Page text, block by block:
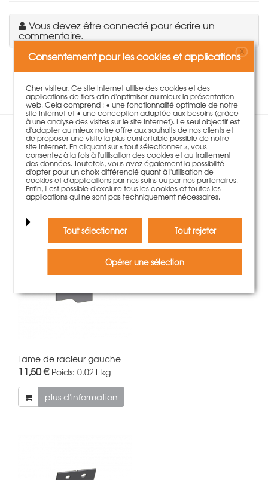
Vous devez être connecté pour écrire un
commentaire.
Aucune évaluation disponible pour ce produit.
Les clients ayant acheté ce
produit ont également été
séduits par:
Lame de racleur gauche
11,50 € Poids: 0.021 kg
plus d'information
Consentement pour les cookies et applicationsX
Cher visiteur, Ce site Internet utilise des cookies et des
applications de tiers afin d'optimiser au mieux la présentation
web. Cela comprend : • une fonctionnalité optimale de notre
site Internet et • une conception adaptée aux besoins (grâce
à une analyse des visites sur le site Internet). Le seul objectif est
d'adapter au mieux notre offre aux souhaits de nos clients et
de proposer une visite la plus confortable possible de notre
site Internet. En cliquant sur « tout sélectionner », vous
consentez à la fois à l'utilisation des cookies et au traitement
des données. Toutefois, vous avez également la possibilité
d'opter pour un choix différencié quant à l'utilisation de
cookies et d'applications par nos soins ou par nos partenaires.
Enfin, il est possible d'exclure tous les cookies et toutes les
applications qui ne sont pas techniquement nécessaires.
Tout sélectionner Tout rejeter
Opérer une sélection